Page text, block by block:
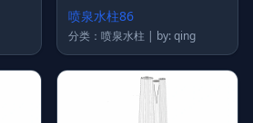
喷泉水柱86
分类：喷泉水柱 | by: qing